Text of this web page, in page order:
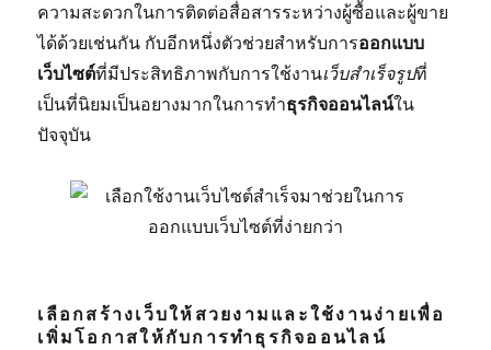
ความสะดวกในการติดต่อสื่อสารระหว่างผู้ซื้อและผู้ขาย
ได้ด้วยเช่นกัน กับอีกหนึ่งตัวช่วยสำหรับการออกแบบ
เว็บไซต์ที่มีประสิทธิภาพกับการใช้งานเว็บสำเร็จรูปที่
เป็นที่นิยมเป็นอยางมากในการทำธุรกิจออนไลน์ใน
ปัจจุบัน
เลือกสร้างเว็บให้สวยงามและใช้งานง่ายเพื่อ
เพิ่มโอกาสให้กับการทำธุรกิจออนไลน์